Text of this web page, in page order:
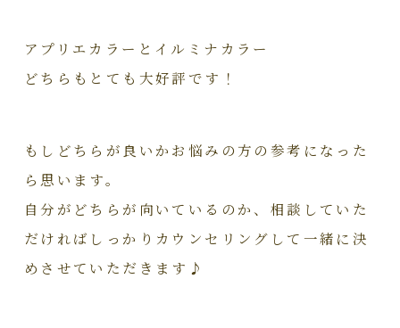
アプリエカラーとイルミナカラー
どちらもとても大好評です！
もしどちらが良いかお悩みの方の参考になった
ら思います。
自分がどちらが向いているのか、相談していた
だければしっかりカウンセリングして一緒に決
めさせていただきます♪